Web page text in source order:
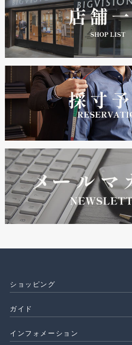
ショッピング
ガイド
インフォメーション